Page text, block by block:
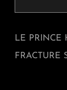
LE PRINCE
FRACTURE